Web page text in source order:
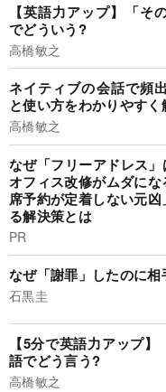
【英語力アップ】「そ
でどういう?
高橋敏之
ネイティブの会話で頻
と使い方をわかりやすく
高橋敏之
なぜ「フリーアドレス
オフィス改修がムダに
席予約が定着しない元
る解決策とは
PR
なぜ「謝罪」したのに
石黒圭
【5分で英語力アップ
語でどう言う?
高橋敏之